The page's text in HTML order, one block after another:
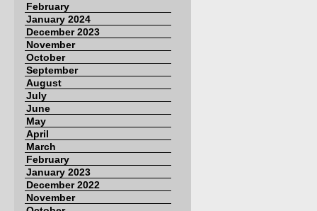
February
January 2024
December 2023
November
October
September
August
July
June
May
April
March
February
January 2023
December 2022
November